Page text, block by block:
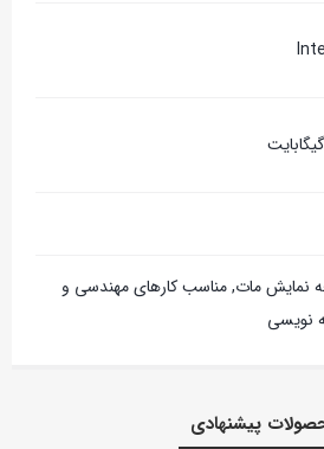
نمایش مات, مناسب کارهای مهندسی و
نویسی
پیشنهادی